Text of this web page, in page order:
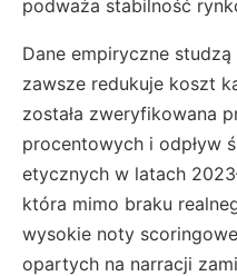
podważa stabilność
Dane empiryczne
zawsze redukuje koszt
została zweryfikowana
procentowych i odpływ
etycznych w latach
która mimo braku
wysokie noty
opartych na narracji